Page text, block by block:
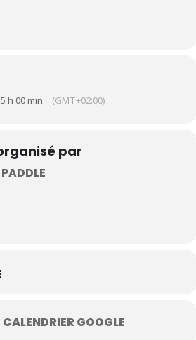
paddle-cassis-calanques
h 00 min (GMT+02:00)
par
CALENDRIER GOOGLE